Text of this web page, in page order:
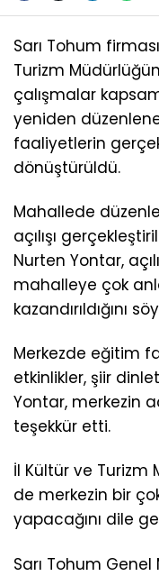
Sarı Tohum
Turizm
çalışmalar
yeniden
faaliyetlerin
dönüştürüldü.
Mahallede
açılışı
Nurten Yontar,
mahalleye çok
kazandırıldığını
Merkezde eğitim
etkinlikler, şiir
Yontar, merkezin
teşekkür etti.
İl Kültür ve Turizm
de merkezin bir
yapacağını dile
Sarı Tohum